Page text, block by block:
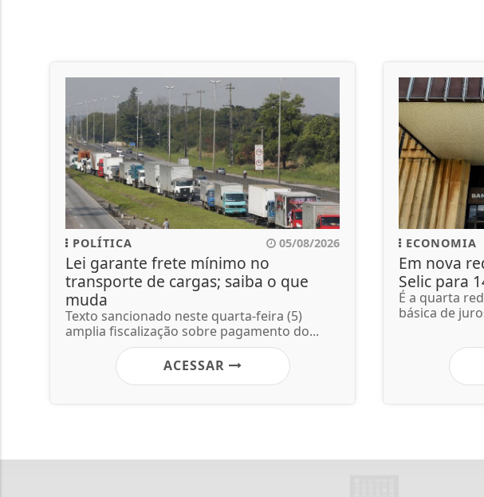
POLÍTICA 05/08/2026
Lei garante frete mínimo no
transporte de cargas; saiba o que
muda
Texto sancionado neste quarta-feira (5)
amplia fiscalização sobre pagamento do...
ACESSAR
ECONOMIA
Em nova
Selic para
É a quarta
básica de